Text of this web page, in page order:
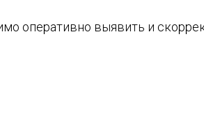
оперативно выявить и